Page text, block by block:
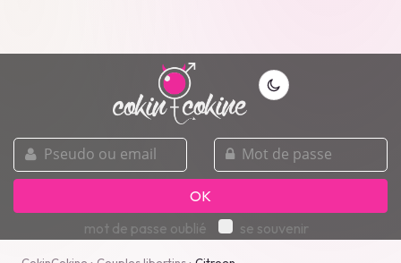
pseudo
ou
email
mot
de
passe
OK
mot de passe oublié
se souvenir